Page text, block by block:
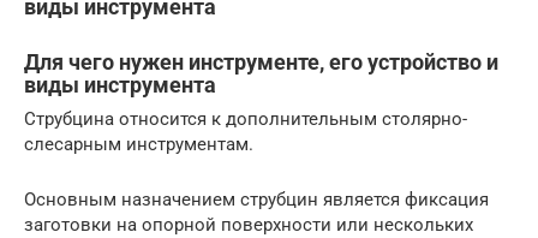
виды инструмента
Для чего нужен инструменте, его устройство и
виды инструмента
Струбцина относится к дополнительным столярно-
слесарным инструментам.
Основным назначением струбцин является фиксация
заготовки на опорной поверхности или нескольких